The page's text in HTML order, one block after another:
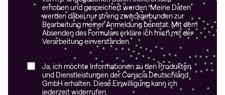
erhoben und gespeichert werden. Meine Daten
werden dabei nur streng zweckgebunden zur
Bearbeitung meiner Anmeldung benutzt. Mit dem
Absenden des Formulars erkläre ich mich mit der
Verarbeitung einverstanden.
Ja, ich möchte Informationen zu den Produkten
und Dienstleistungen der Conscia Deutschland
GmbH erhalten. Diese Einwilligung kann ich
jederzeit widerrufen.